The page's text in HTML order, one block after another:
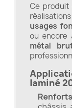
Ce produit
usages
ou
métal
laminé